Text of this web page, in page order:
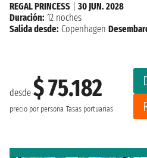
desde $ 75.182
precio por persona Tasas portuarias
REGAL PRINCESS
30 JUN. 2028
Duración: 12 noches
Salida desde: Copenhagen